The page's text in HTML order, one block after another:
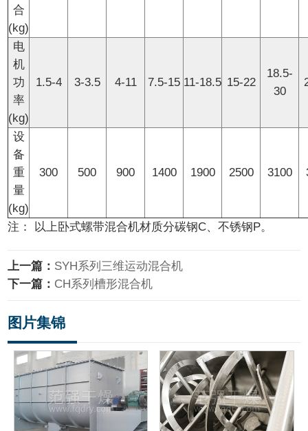
合
(kg)
电
机
功
率
(kg)
1.5-4 3-3.5 4-11 7.5-15 11-18.5 15-22
18.5-
30
设
备
重
量
(kg)
300 500 900 1400 1900 2500 3100
注： 以上卧式螺带混合机材质分碳钢C、不锈钢P。
上一篇： SYH系列三维运动混合机
下一篇： CH系列槽形混合机
图片集锦